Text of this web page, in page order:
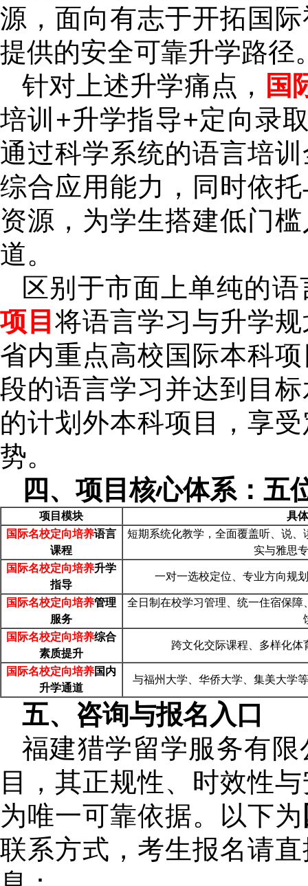
源，面向有志于开拓国
提供的安全可靠升学路径
针对上述升学痛点， 国
培训+升学指导+定向录
通过科学系统的语言培
综合应用能力，同时依
资源，为学生搭建低门
道。
区别于市面上单纯的
项目将语言学习与升学
省内重点高校国际本科
段的语言学习并达到目
的计划外本科项目，享
势。
四、项目核心体系：五
项目模块
具
国际名校定向培养语言
课程
短期系统化教学，全面覆盖听、说
实与雅思
国际名校定向培养升学
指导
一对一选校定位、专业方向规
国际名校定向培养管理
服务
全日制在校学习管理、统一住宿保
国际名校定向培养综合
素质提升
跨文化交际课程、多样化
国际名校定向培养国内
升学通道
与福州大学、华侨大学、集美大学
五、咨询与报名入口
福建猎学留学服务有
目，其正规性、时效性
为唯一可靠依据。以下为
联系方式，考生报名请